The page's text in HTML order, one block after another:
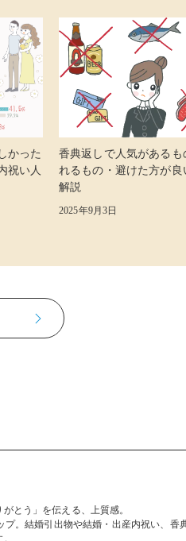
かった
祝い人
香典返しで人気があるも
れるもの・避けた方が良
解説
2025年9月3日
とう」を伝える、上質感。
。結婚引出物や結婚・出産内祝い、香